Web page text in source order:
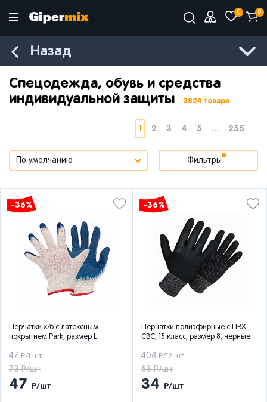
0 0
Назад
Спецодежда, обувь и средства
индивидуальной защиты
3824 товара
1 2 3 4 5 ... 255
Фильтры
-36%
Перчатки х/б с латексным
покрытием Park, размер L
47 Р/1 шт
73 Р/шт
47 Р/шт
-36%
Перчатки полиэфирные с ПВХ
СВС, 15 класс, размер 8, черные
408 Р/12 шт
53 Р/шт
34 Р/шт